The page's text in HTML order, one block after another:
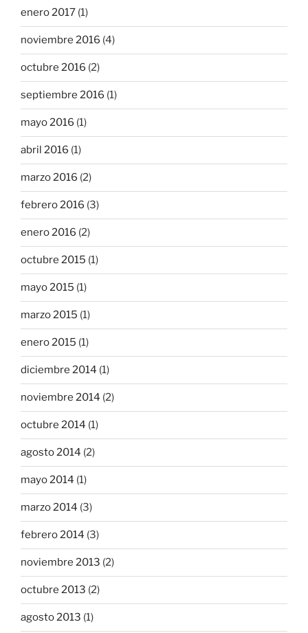
enero 2017 (1)
noviembre 2016 (4)
octubre 2016 (2)
septiembre 2016 (1)
mayo 2016 (1)
abril 2016 (1)
marzo 2016 (2)
febrero 2016 (3)
enero 2016 (2)
octubre 2015 (1)
mayo 2015 (1)
marzo 2015 (1)
enero 2015 (1)
diciembre 2014 (1)
noviembre 2014 (2)
octubre 2014 (1)
agosto 2014 (2)
mayo 2014 (1)
marzo 2014 (3)
febrero 2014 (3)
noviembre 2013 (2)
octubre 2013 (2)
agosto 2013 (1)